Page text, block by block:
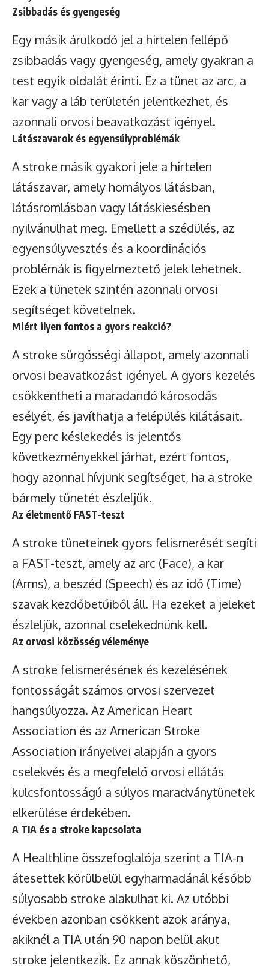
Zsibbadás és gyengeség
Egy másik árulkodó jel a hirtelen fellépő
zsibbadás vagy gyengeség, amely gyakran a
test egyik oldalát érinti. Ez a tünet az arc, a
kar vagy a láb területén jelentkezhet, és
azonnali orvosi beavatkozást igényel.
Látászavarok és egyensúlyproblémák
A stroke másik gyakori jele a hirtelen
látászavar, amely homályos látásban,
látásromlásban vagy látáskiesésben
nyilvánulhat meg. Emellett a szédülés, az
egyensúlyvesztés és a koordinációs
problémák is figyelmeztető jelek lehetnek.
Ezek a tünetek szintén azonnali orvosi
segítséget követelnek.
Miért ilyen fontos a gyors reakció?
A stroke sürgősségi állapot, amely azonnali
orvosi beavatkozást igényel. A gyors kezelés
csökkentheti a maradandó károsodás
esélyét, és javíthatja a felépülés kilátásait.
Egy perc késlekedés is jelentős
következményekkel járhat, ezért fontos,
hogy azonnal hívjunk segítséget, ha a stroke
bármely tünetét észleljük.
Az életmentő FAST-teszt
A stroke tüneteinek gyors felismerését segíti
a FAST-teszt, amely az arc (Face), a kar
(Arms), a beszéd (Speech) és az idő (Time)
szavak kezdőbetűiből áll. Ha ezeket a jeleket
észleljük, azonnal cselekednünk kell.
Az orvosi közösség véleménye
A stroke felismerésének és kezelésének
fontosságát számos orvosi szervezet
hangsúlyozza. Az American Heart
Association és az American Stroke
Association irányelvei alapján a gyors
cselekvés és a megfelelő orvosi ellátás
kulcsfontosságú a súlyos maradványtünetek
elkerülése érdekében.
A TIA és a stroke kapcsolata
A Healthline összefoglalója szerint a TIA-n
átesettek körülbelül egyharmadánál később
súlyosabb stroke alakulhat ki. Az utóbbi
években azonban csökkent azok aránya,
akiknél a TIA után 90 napon belül akut
stroke jelentkezik. Ez annak köszönhető,